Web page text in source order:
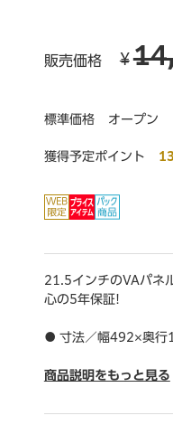
販売価格 ¥
標準価格 オープン
獲得予定ポイント
21.5インチのVAパネ
心の5年保証!
● 寸法／幅492×奥
● 質量／約2.4kg
● 最大解像度／
商品説明をもっと見る